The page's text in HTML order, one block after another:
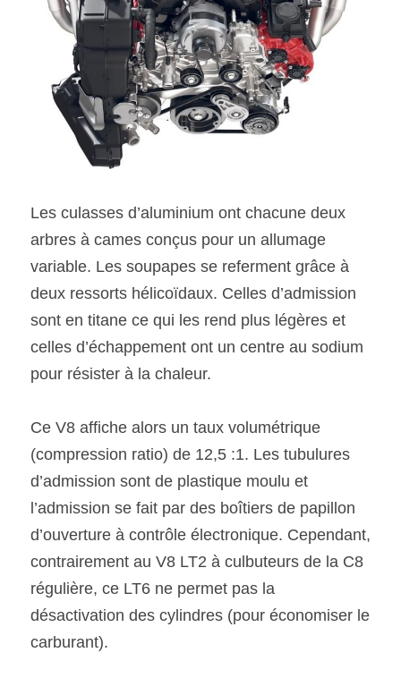
Les culasses d’aluminium ont chacune deux
arbres à cames conçus pour un allumage
variable. Les soupapes se referment grâce à
deux ressorts hélicoïdaux. Celles d’admission
sont en titane ce qui les rend plus légères et
celles d’échappement ont un centre au sodium
pour résister à la chaleur.
Ce V8 affiche alors un taux volumétrique
(compression ratio) de 12,5 :1. Les tubulures
d’admission sont de plastique moulu et
l’admission se fait par des boîtiers de papillon
d’ouverture à contrôle électronique. Cependant,
contrairement au V8 LT2 à culbuteurs de la C8
régulière, ce LT6 ne permet pas la
désactivation des cylindres (pour économiser le
carburant).